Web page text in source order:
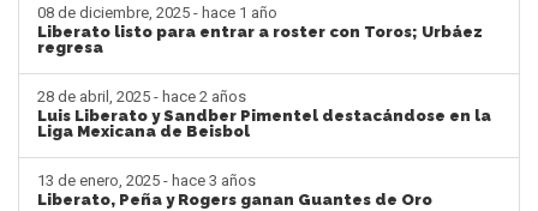
08 de diciembre, 2025 - hace 1 año
Liberato listo para entrar a roster con Toros; Urbáez
regresa
28 de abril, 2025 - hace 2 años
Luis Liberato y Sandber Pimentel destacándose en la
Liga Mexicana de Beisbol
13 de enero, 2025 - hace 3 años
Liberato, Peña y Rogers ganan Guantes de Oro